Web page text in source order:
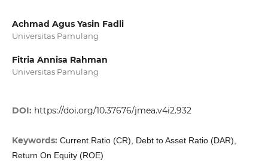
Achmad Agus Yasin Fadli
Universitas Pamulang
Fitria Annisa Rahman
Universitas Pamulang
DOI: https://doi.org/10.37676/jmea.v4i2.932
Keywords: Current Ratio (CR), Debt to Asset Ratio (DAR),
Return On Equity (ROE)